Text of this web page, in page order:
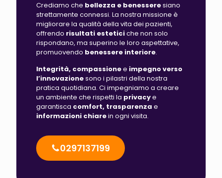
Crediamo che bellezza e benesseresiano
strettamente connessi. La nostra missione è
migliorare la qualità della vita dei pazienti,
offrendo risultati esteticiche non solo
rispondano, ma superino le loro aspettative,
promuovendo benessere interiore.
Integrità, compassionee impegno verso
l’innovazionesono i pilastri della nostra
pratica quotidiana. Ci impegniamo a creare
un ambiente che rispetti la privacye
garantisca comfort, trasparenza e
informazioni chiarein ogni visita.
0297137199